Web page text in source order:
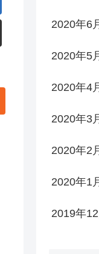
2020年6
2020年5
2020年4
2020年3
2020年2
2020年1
2019年12